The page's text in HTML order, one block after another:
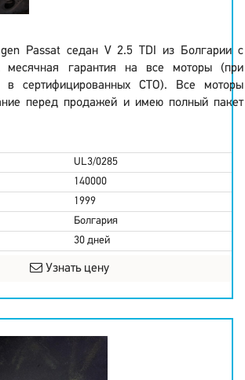
Passat седан V 2.5 TDI из Болгарии с
гарантия на все моторы (при
в сертифицированных СТО). Все моторы
перед продажей и имею полный пакет
UL3/0285
140000
1999
Болгария
30 дней
Узнать цену